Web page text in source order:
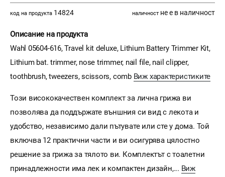
код на продукта 14824 наличност не е в наличност
Описание на продукта
Wahl 05604-616, Travel kit deluxe, Lithium Battery Trimmer Kit,
Lithium bat. trimmer, nose trimmer, nail file, nail clipper,
toothbrush, tweezers, scissors, comb Виж характеристиките
Този висококачествен комплект за лична грижа ви
позволява да поддържате външния си вид с лекота и
удобство, независимо дали пътувате или сте у дома. Той
включва 12 практични части и ви осигурява цялостно
решение за грижа за тялото ви. Комплектът с тоалетни
принадлежности има лек и компактен дизайн,... Виж